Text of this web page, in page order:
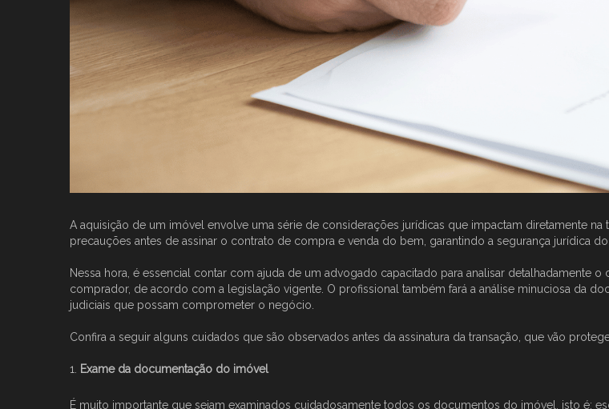
A aquisição de um imóvel envolve uma série de considerações jurídicas que impactam diretamente
precauções antes de assinar o contrato de compra e venda do bem, garantindo a segurança jurídica
Nessa hora, é essencial contar com ajuda de um advogado capacitado para analisar detalhadamente
comprador, de acordo com a legislação vigente. O profissional também fará a análise minuciosa da
judiciais que possam comprometer o negócio.
Confira a seguir alguns cuidados que são observados antes da assinatura da transação, que vão
Exame da documentação do imóvel
É muito importante que sejam examinados cuidadosamente todos os documentos do imóvel, isto é: